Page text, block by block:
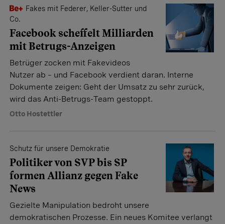
Fakes mit Federer, Keller-Sutter und
Co.
Facebook scheffelt Milliarden
mit Betrugs-Anzeigen
Betrüger zocken mit Fakevideos
Nutzer ab – und Facebook verdient daran. Interne
Dokumente zeigen: Geht der Umsatz zu sehr zurück,
wird das Anti-Betrugs-Team gestoppt.
Otto Hostettler
Schutz für unsere Demokratie
Politiker von SVP bis SP
formen Allianz gegen Fake
News
Gezielte Manipulation bedroht unsere
demokratischen Prozesse. Ein neues Komitee verlangt